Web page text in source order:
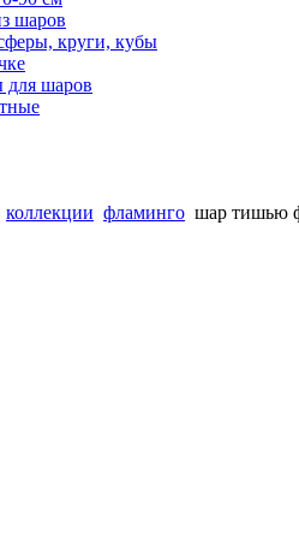
шаров
круги, кубы
для шаров
коллекции фламинго шар тишью